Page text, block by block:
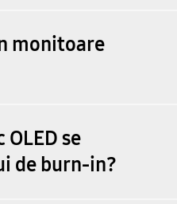
monitoare
se
de burn-in?